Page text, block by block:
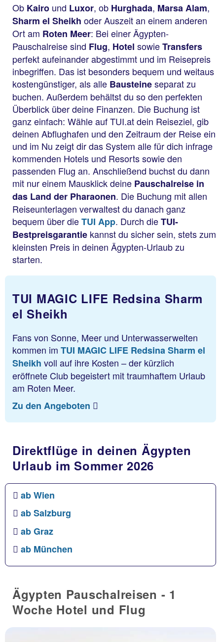
Ob Kairo und Luxor, ob Hurghada, Marsa Alam,
Sharm el Sheikh oder Auszeit an einem anderen
Ort am Roten Meer: Bei einer Ägypten-
Pauschalreise sind Flug, Hotel sowieTransfers
perfekt aufeinander abgestimmt und im Reisepreis
inbegriffen. Das ist besonders bequem und weitaus
kostengünstiger, als alle Bausteineseparat zu
buchen. Außerdem behältst du so den perfekten
Überblick über deine Finanzen. Die Buchung ist
ganz einfach: Wähle auf TUI.at dein Reiseziel, gib
deinen Abflughafen und den Zeitraum der Reise ein
und im Nu zeigt dir das System alle für dich infrage
kommenden Hotels und Resorts sowie den
passenden Flug an. Anschließend buchst du dann
mit nur einem Mausklick deine Pauschalreise in
das Land der Pharaonen. Die Buchung mit allen
Reiseunterlagen verwaltest du danach ganz
bequem über dieTUI App. Durch dieTUI-
Bestpreisgarantie kannst du sicher sein, stets zum
kleinsten Preis in deinen Ägypten-Urlaub zu
starten.
TUI MAGIC LIFE Redsina Sharm
el Sheikh
Fans von Sonne, Meer und Unterwasserwelten
kommen im TUI MAGIC LIFE Redsina Sharm el
Sheikh voll auf ihre Kosten – der kürzlich
eröffnete Club begeistert mit traumhaftem Urlaub
am Roten Meer.
Zu den Angeboten
Direktflüge in deinen Ägypten
Urlaub im Sommer 2026
ab Wien
ab Salzburg
ab Graz
ab München
Ägypten Pauschalreisen - 1
Woche Hotel und Flug